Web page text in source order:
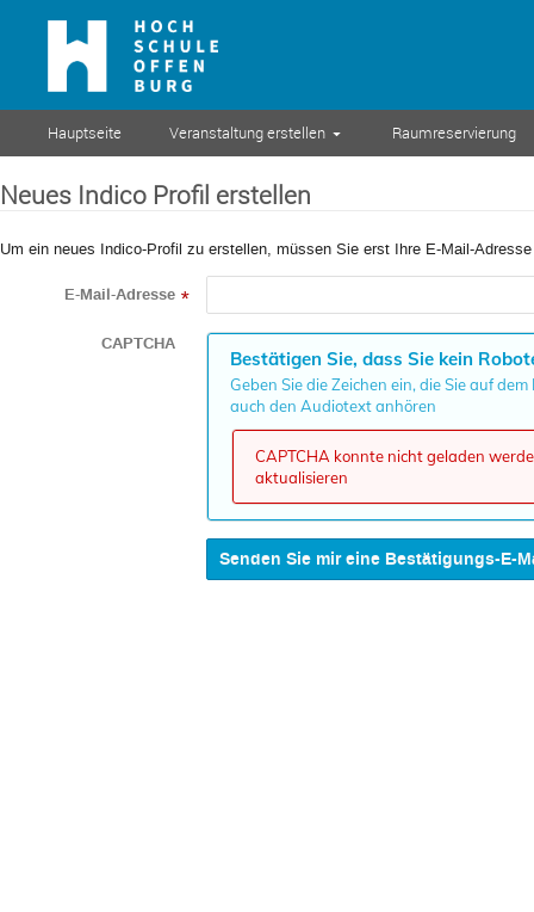
Hauptseite Veranstaltung erstellen Raumreservierung
Neues Indico Profil erstellen
Um ein neues Indico-Profil zu erstellen, müssen Sie erst Ihre E-Mail-
E-Mail-Adresse *
CAPTCHA
Bestätigen Sie, dass Sie kein
Geben Sie die Zeichen ein, die Sie auf
auch den Audiotext anhören
CAPTCHA konnte nicht geladen
aktualisieren